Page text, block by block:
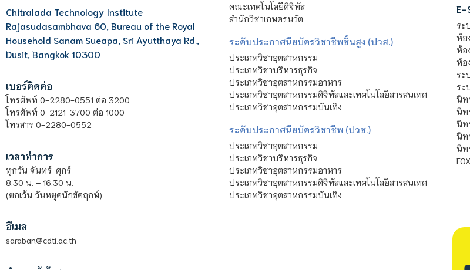
Chitralada Technology Institute
Rajasudasambhava 60, Bureau of the Royal
Household Sanam Sueapa, Sri Ayutthaya Rd.,
Dusit, Bangkok 10300
เบอร์ติดต่อ
โทรศัพท์ 0-2280-0551 ต่อ 3200
โทรศัพท์ 0-2121-3700 ต่อ 1000
โทรสาร 0-2280-0552
เวลาทำการ
ทุกวัน จันทร์-ศุกร์
8.30 น. – 16.30 น.
(ยกเว้น วันหยุดนักขัตฤกษ์)
อีเมล
saraban@cdti.ac.th
คณะเทคโนโลยีดิจิทัล
สำนักวิชาเกษตรนวัต
ระดับประกาศนียบัตรวิชาชีพชั้นสูง (ปวส.)
ประเภทวิชาอุตสาหกรรม
ประเภทวิชาบริหารธุรกิจ
ประเภทวิชาอุตสาหกรรมอาหาร
ประเภทวิชาอุตสาหกรรมดิจิทัลและเทคโนโลยีสารสนเทศ
ประเภทวิชาอุตสาหกรรมบันเทิง
ระดับประกาศนียบัตรวิชาชีพ (ปวช.)
ประเภทวิชาอุตสาหกรรม
ประเภทวิชาบริหารธุรกิจ
ประเภทวิชาอุตสาหกรรมอาหาร
ประเภทวิชาอุตสาหกรรมดิจิทัลและเทคโนโลยีสารสนเทศ
ประเภทวิชาอุตสาหกรรมบันเทิง
E-
ระ
ห้อ
ห้อ
ห้อ
ระ
ระ
นิท
นิท
นิท
นิท
นิท